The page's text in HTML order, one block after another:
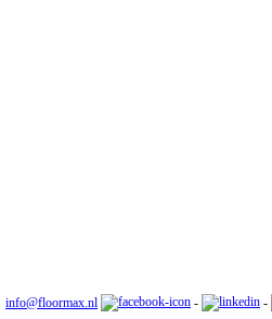
info@floormax.nl - -